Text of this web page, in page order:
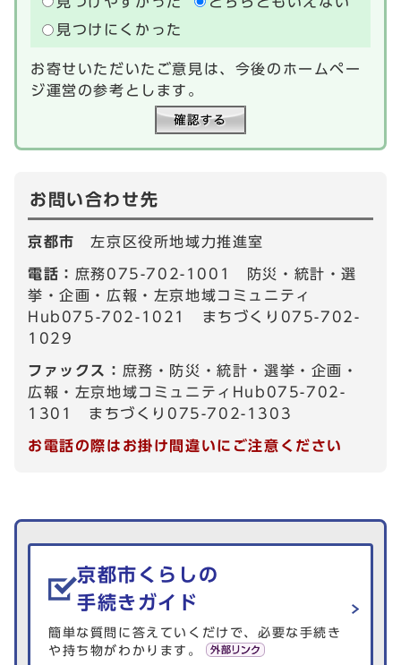
見つけにくかった
お寄せいただいたご意見は、今後のホームペー
ジ運営の参考とします。
お問い合わせ先
京都市左京区役所地域力推進室
電話： 庶務075-702-1001 防災・統計・選
挙・企画・広報・左京地域コミュニティ
Hub075-702-1021 まちづくり075-702-
1029
ファックス： 庶務・防災・統計・選挙・企画・
広報・左京地域コミュニティHub075-702-
1301 まちづくり075-702-1303
お電話の際はお掛け間違いにご注意ください
生活情報を探す
京都市くらしの
手続きガイド
簡単な質問に答えていくだけで、必要な手続き
や持ち物がわかります。